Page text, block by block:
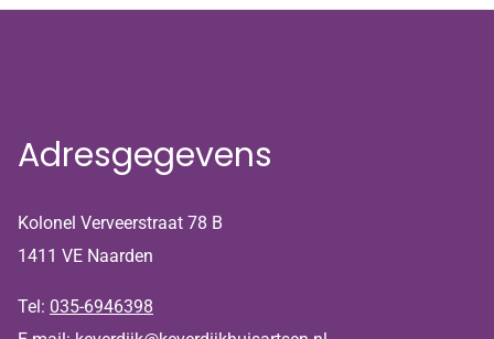
Adresgegevens
Kolonel Verveerstraat 78 B
1411 VE Naarden
Tel: 035-6946398